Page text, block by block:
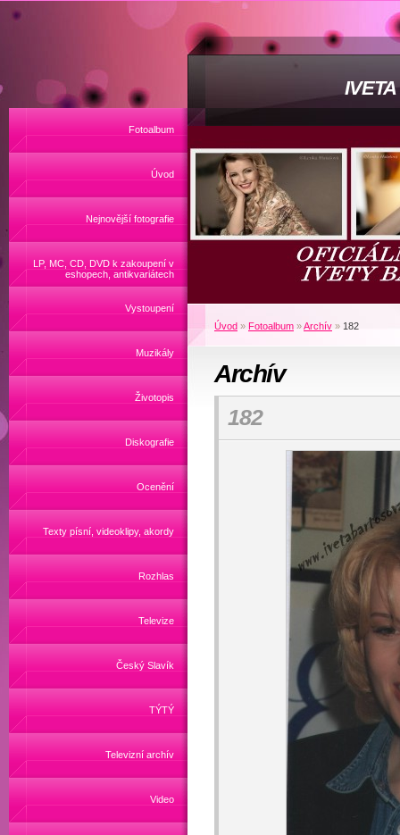
Fotoalbum
Úvod
Nejnovější fotografie
LP, MC, CD, DVD k zakoupení v
eshopech, antikvariátech
Vystoupení
Muzikály
Životopis
Diskografie
Ocenění
Texty písní, videoklipy, akordy
Rozhlas
Televize
Český Slavík
TÝTÝ
Televizní archív
Video
Úvod » Fotoalbum »Archív » 182
Archív
182